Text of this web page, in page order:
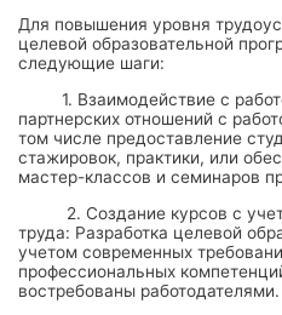
Для повышения уровня
целевой образовательной
следующие шаги:
1. Взаимодействие с
партнерских отношений с
том числе предоставление
стажировок, практики, или
мастер-классов и семинаров
2. Создание курсов с
труда: Разработка целевой
учетом современных
профессиональных
востребованы работодателями.